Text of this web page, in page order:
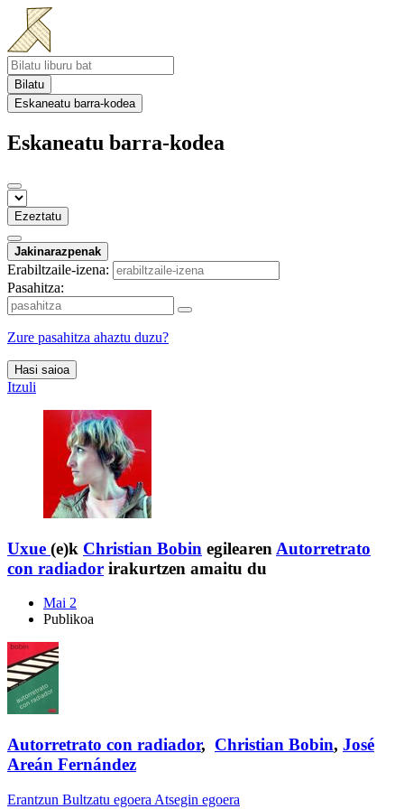
Bilatu
Eskaneatu barra-kodea
Eskaneatu barra-kodea
Ezeztatu
Jakinarazpenak
Erabiltzaile-izena:
Pasahitza:
Zure pasahitza ahaztu duzu?
Hasi saioa
Itzuli
Uxue (e)k Christian Bobin egilearen Autorretrato
con radiador irakurtzen amaitu du
Mai 2
Publikoa
Autorretrato con radiador, Christian Bobin, José
Areán Fernández
Erantzun Bultzatu egoera Atsegin egoera